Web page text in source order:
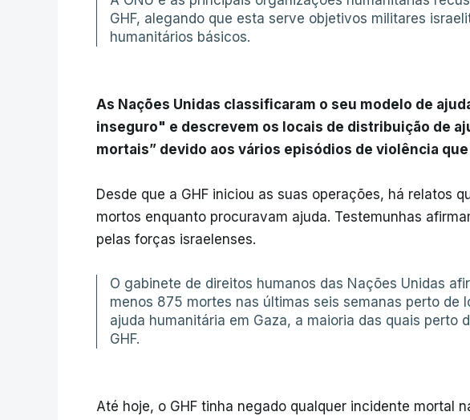
GHF, alegando que esta serve objetivos militares
humanitários básicos.
As Nações Unidas classificaram o seu modelo de
inseguro" e descrevem os locais de distribuição de
mortais” devido aos vários episódios de violência
Desde que a GHF iniciou as suas operações, há relatos
mortos enquanto procuravam ajuda. Testemunhas
pelas forças israelenses.
O gabinete de direitos humanos das Nações Unidas
menos 875 mortes nas últimas seis semanas perto de
ajuda humanitária em Gaza, a maioria das quais perto
GHF.
Até hoje, o GHF tinha negado qualquer incidente mortal